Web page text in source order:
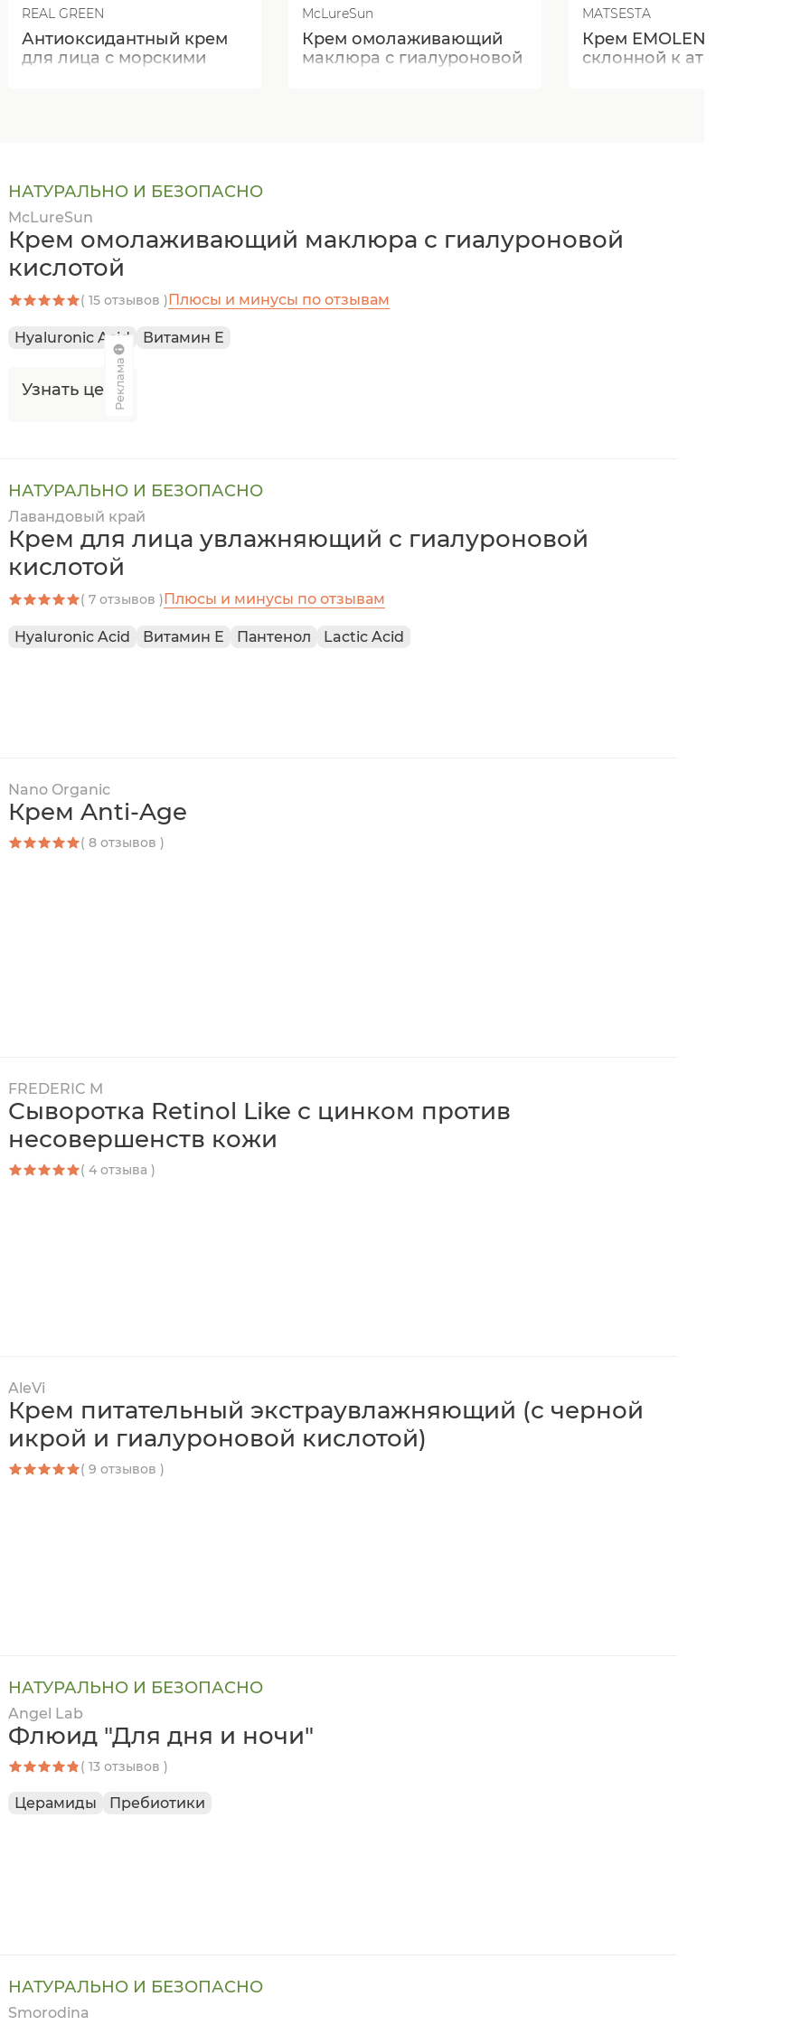
REAL GREEN
Антиоксидантный крем
для лица с морскими
McLureSun
Крем омолаживающий
маклюра с гиалуроновой
MATSESTA
Крем EMOLENT для кожи,
склонной к атопическому
НАТУРАЛЬНО И БЕЗОПАСНО
McLureSun
Крем омолаживающий маклюра с гиалуроновой
кислотой
( 15 отзывов )Плюсы и минусы по отзывам
Hyaluronic Acid Витамин Е
Узнать цену
Реклама
НАТУРАЛЬНО И БЕЗОПАСНО
Лавандовый край
Крем для лица увлажняющий с гиалуроновой
кислотой
( 7 отзывов )Плюсы и минусы по отзывам
Hyaluronic Acid Витамин Е Пантенол Lactic Acid
Nano Organic
Крем Anti-Age
( 8 отзывов )
FREDERIC M
Сыворотка Retinol Like с цинком против
несовершенств кожи
( 4 отзыва )
AleVi
Крем питательный экстраувлажняющий (с черной
икрой и гиалуроновой кислотой)
( 9 отзывов )
НАТУРАЛЬНО И БЕЗОПАСНО
Angel Lab
Флюид "Для дня и ночи"
( 13 отзывов )
Церамиды Пребиотики
НАТУРАЛЬНО И БЕЗОПАСНО
Smorodina